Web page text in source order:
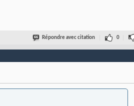
Répondre avec citation 0